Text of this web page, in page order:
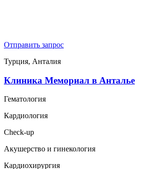
Отправить запрос
Турция, Анталия
Клиника Мемориал в Анталье
Гематология
Кардиология
Check-up
Акушерство и гинекология
Кардиохирургия